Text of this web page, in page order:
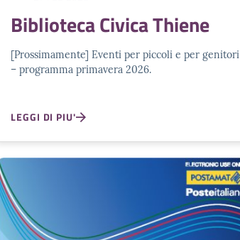
Biblioteca Civica Thiene
[Prossimamente] Eventi per piccoli e per genitori
– programma primavera 2026.
LEGGI DI PIU'